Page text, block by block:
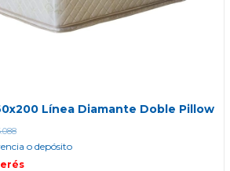
Línea Diamante Doble Pillow
o depósito